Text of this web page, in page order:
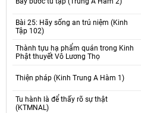
Bài 25: Hãy sống an trú niệm (Kinh
Tập 102)
Thành tựu hạ phẩm quán trong Kinh
Phật thuyết Vô Lương Thọ
Thiện pháp (Kinh Trung A Hàm 1)
Tu hành là để thấy rõ sự thật
(KTMNAL)